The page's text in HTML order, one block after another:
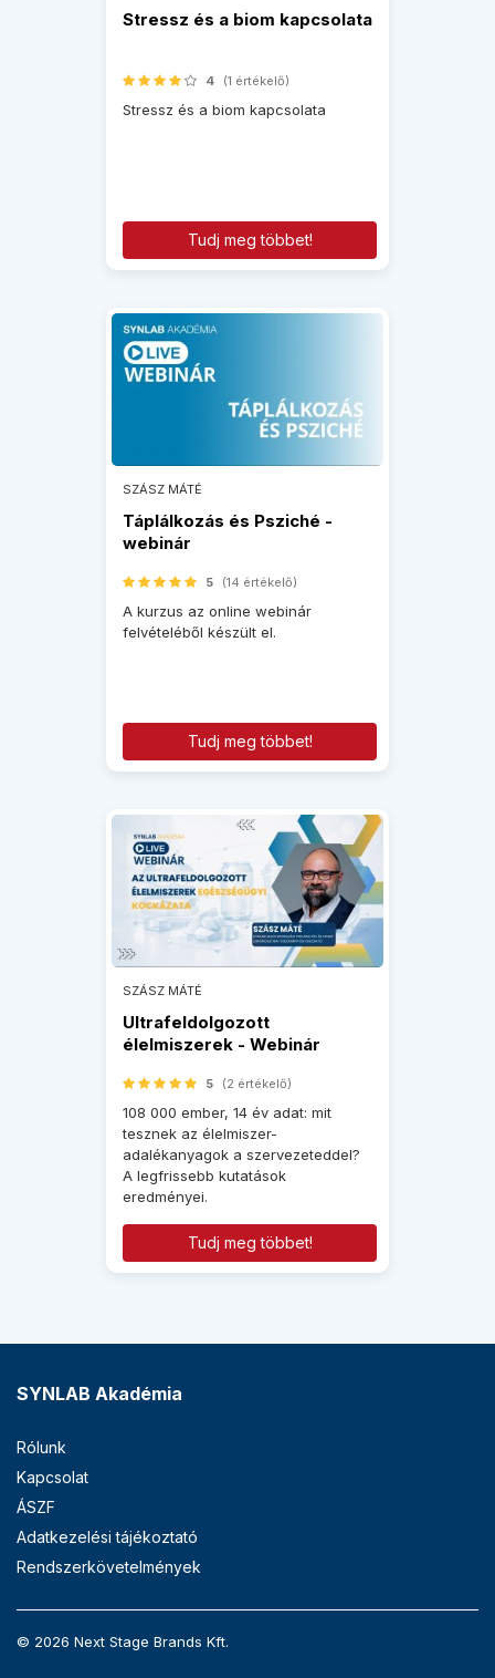
Stressz és a biom kapcsolata
4 (1 értékelő)
Stressz és a biom kapcsolata
Tudj meg többet!
SZÁSZ MÁTÉ
Táplálkozás és Psziché -
webinár
5 (14 értékelő)
A kurzus az online webinár
felvételéből készült el.
Tudj meg többet!
SZÁSZ MÁTÉ
Ultrafeldolgozott
élelmiszerek - Webinár
5 (2 értékelő)
108 000 ember, 14 év adat: mit
tesznek az élelmiszer-
adalékanyagok a szervezeteddel?
A legfrissebb kutatások
eredményei.
Tudj meg többet!
SYNLAB Akadémia
Rólunk
Kapcsolat
ÁSZF
Adatkezelési tájékoztató
Rendszerkövetelmények
© 2026 Next Stage Brands Kft.